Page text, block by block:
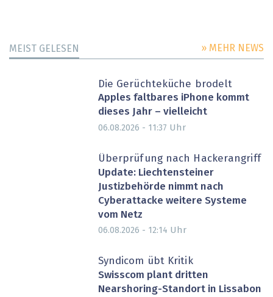
MEIST GELESEN » MEHR NEWS
Die Gerüchteküche brodelt
Apples faltbares iPhone kommt
dieses Jahr – vielleicht
06.08.2026 - 11:37 Uhr
Überprüfung nach Hackerangriff
Update: Liechtensteiner
Justizbehörde nimmt nach
Cyberattacke weitere Systeme
vom Netz
06.08.2026 - 12:14 Uhr
Syndicom übt Kritik
Swisscom plant dritten
Nearshoring-Standort in Lissabon